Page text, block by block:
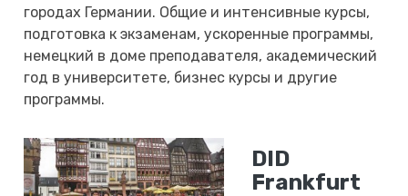
городах Германии. Общие и интенсивные курсы,
подготовка к экзаменам, ускоренные программы,
немецкий в доме преподавателя, академический
год в университете, бизнес курсы и другие
программы.
DID
Frankfurt